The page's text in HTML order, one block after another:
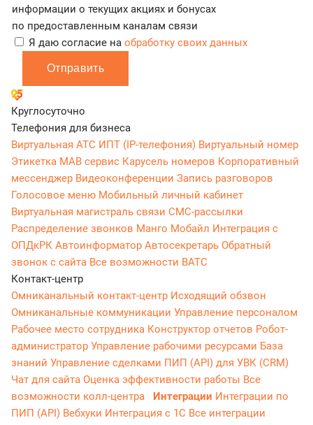
информации о текущих акциях и бонусах
по предоставленным каналам связи
Я даю согласие на обработку своих данных
Отправить
Круглосуточно
Телефония для бизнеса
Виртуальная АТС ИПТ (IP-телефония) Виртуальный номер
Этикетка МАВ сервис Карусель номеров Корпоративный
мессенджер Видеоконференции Запись разговоров
Голосовое меню Мобильный личный кабинет
Виртуальная магистраль связи СМС-рассылки
Распределение звонков Манго Мобайл Интеграция с
ОПДкРК Автоинформатор Автосекретарь Обратный
звонок с сайта Все возможности ВАТС
Контакт-центр
Омниканальный контакт-центр Исходящий обзвон
Омниканальные коммуникации Управление персоналом
Рабочее место сотрудника Конструктор отчетов Робот-
администратор Управление рабочими ресурсами База
знаний Управление сделками ПИП (API) для УВК (CRM)
Чат для сайта Оценка эффективности работы Все
возможности колл-центра
Интеграции Интеграции по
ПИП (API) Вебхуки Интеграция с 1С Все интеграции